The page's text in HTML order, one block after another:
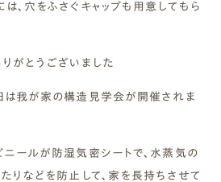
、穴をふさぐキャップも用意してもら
がとうございました
は我が家の構造見学会が開催されま
ールが防湿気密シートで、水蒸気の
りなどを防止して、家を長持ちさせて